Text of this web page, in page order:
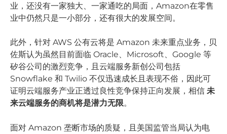
业，还没有一家独大、一家通吃的局面，Amazon在零售
业中仍然只是一小部分，还有很大的发展空间。
此外，针对 AWS 公有云将是 Amazon 未来重点业务，贝
佐斯认为虽然目前面临 Oracle、Microsoft、Google 等
矽谷公司的激烈竞争，且云端服务新创公司包括
Snowflake 和 Twilio 不仅迅速成长且表现不俗，因此可
证明云端服务产业正透过良性竞争保持正向发展，相信 未
来云端服务的商机将是潜力无限。
面对 Amazon 垄断市场的质疑，且美国监管当局认为电